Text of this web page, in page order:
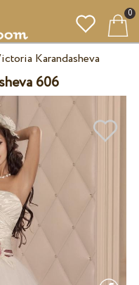
0
Karandasheva
606